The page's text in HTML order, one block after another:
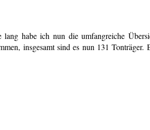
habe ich nun die umfangreiche
insgesamt sind es nun 131 Tonträger.